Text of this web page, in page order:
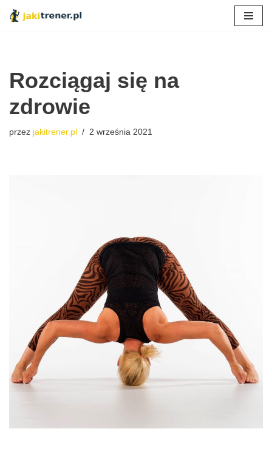
Rozciągaj się na
zdrowie
przez jakitrener.pl 2 września 2021